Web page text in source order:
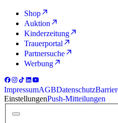
Shop
Auktion
Kinderzeitung
Trauerportal
Partnersuche
Werbung
ImpressumAGBDatenschutz
EinstellungenPush-Mitteilungen